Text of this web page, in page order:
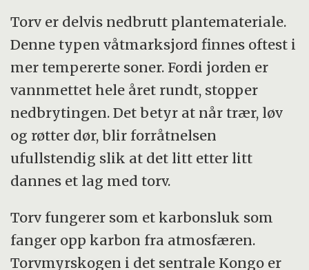
Torv er delvis nedbrutt plantemateriale.
Denne typen våtmarksjord finnes oftest i
mer tempererte soner. Fordi jorden er
vannmettet hele året rundt, stopper
nedbrytingen. Det betyr at når trær, løv
og røtter dør, blir forråtnelsen
ufullstendig slik at det litt etter litt
dannes et lag med torv.
Torv fungerer som et karbonsluk som
fanger opp karbon fra atmosfæren.
Torvmyrskogen i det sentrale Kongo er